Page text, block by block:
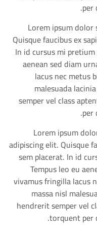
per
Lorem ipsum
Quisque faucibus ex
In id cursus mi
aenean sed diam
lacus nec metus
malesuada
semper vel class
per
Lorem ipsum
adipiscing elit. Quisque
sem placerat. In id
Tempus leo eu
vivamus fringilla lacus
massa nisl
hendrerit semper vel
torquent per